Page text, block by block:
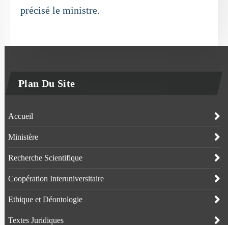
précisé le ministre.
Plan Du Site
Accueil
Ministère
Recherche Scientifique
Coopération Interuniversitaire
Ethique et Déontologie
Textes Juridiques